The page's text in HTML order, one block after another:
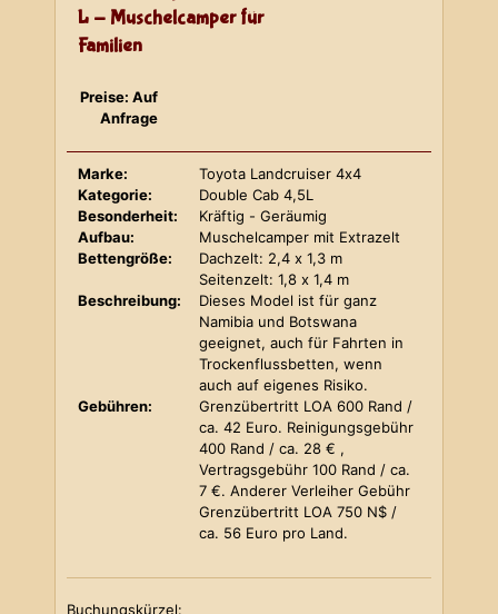
L - Muschelcamper für
Familien
Preise: Auf
Anfrage
Marke:
Toyota Landcruiser 4x4
Kategorie:
Double Cab 4,5L
Besonderheit:
Kräftig - Geräumig
Aufbau:
Muschelcamper mit Extrazelt
Bettengröße:
Dachzelt: 2,4 x 1,3 m
Seitenzelt: 1,8 x 1,4 m
Beschreibung:
Dieses Model ist für ganz
Namibia und Botswana
geeignet, auch für Fahrten in
Trockenflussbetten, wenn
auch auf eigenes Risiko.
Gebühren:
Grenzübertritt LOA 600 Rand /
ca. 42 Euro. Reinigungsgebühr
400 Rand / ca. 28 € ,
Vertragsgebühr 100 Rand / ca.
7 €. Anderer Verleiher Gebühr
Grenzübertritt LOA 750 N$ /
ca. 56 Euro pro Land.
Buchungskürzel: